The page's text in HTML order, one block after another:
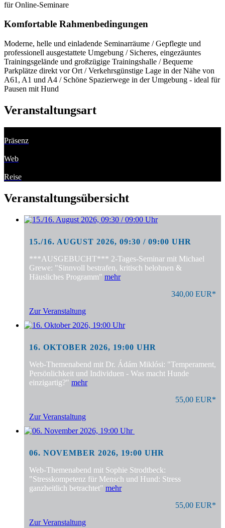
für Online-Seminare
Komfortable Rahmenbedingungen
Moderne, helle und einladende Seminarräume / Gepflegte und
professionell ausgestattete Umgebung / Sicheres, eingezäuntes
Trainingsgelände und großzügige Trainingshalle / Bequeme
Parkplätze direkt vor Ort / Verkehrsgünstige Lage in der Nähe von
A61, A1 und A4 / Schöne Spazierwege in der Umgebung - ideal für
Pausen mit Hund
Veranstaltungsart
Präsenz
Web
Reise
Veranstaltungsübersicht
15./16. AUGUST 2026, 09:30 / 09:00 UHR
***AUSGEBUCHT*** 2-Tages-Seminar mit Michael
Grewe: "Sinnvoll bestrafen, kritisch belohnen &
Häusliches Programm" mehr
340,00 EUR*
Zur Veranstaltung
16. OKTOBER 2026, 19:00 UHR
Web-Themenabend mit Dr. Ádám Miklósi: "Temperament,
Persönlichkeit und Individuen - Was macht Hunde
einzigartig?" mehr
55,00 EUR*
Zur Veranstaltung
06. NOVEMBER 2026, 19:00 UHR
Web-Themenabend mit Sophie Strodtbeck:
"Stresskompetenz für Mensch und Hund: Stress
ganzheitlich betrachtet" mehr
55,00 EUR*
Zur Veranstaltung